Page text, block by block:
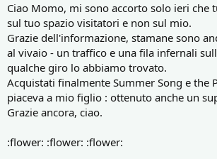
Ciao Momo, mi sono accorto solo ieri che
sul tuo spazio visitatori e non sul mio.
Grazie dell'informazione, stamane sono
al vivaio - un traffico e una fila infernali
qualche giro lo abbiamo trovato.
Acquistati finalmente Summer Song e the
piaceva a mio figlio : ottenuto anche un
Grazie ancora, ciao.
:flower: :flower: :flower: